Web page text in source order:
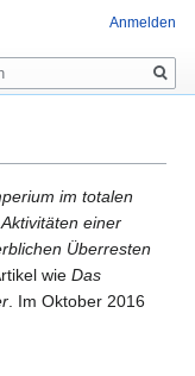
im totalen
einer
Überresten
wie Das
. Im Oktober 2016
Anmelden